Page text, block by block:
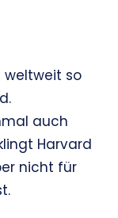
weltweit so
auch
Harvard
nicht für